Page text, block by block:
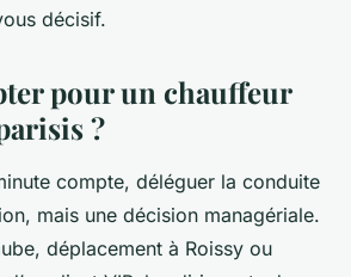
décisif.
pour un chauffeur
?
compte, déléguer la conduite
mais une décision managériale.
déplacement à Roissy ou